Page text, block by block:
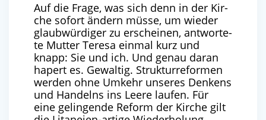
Auf die Fra­ge, was sich denn in der Kir­
che sofort ändern müs­se, um wie­der
glaub­wür­di­ger zu erschei­nen, ant­wor­te­
te Mut­ter Tere­sa ein­mal kurz und
knapp: Sie und ich. Und genau dar­an
hapert es. Gewal­tig. Struk­tur­re­for­men
wer­den ohne Umkehr unse­res Den­kens
und Han­delns ins Lee­re lau­fen. Für
eine gelin­gen­de Reform der Kir­che gilt